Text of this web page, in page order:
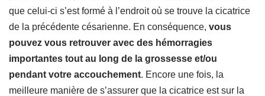
que celui-ci s’est formé à l’endroit où se trouve la cicatrice
de la précédente césarienne. En conséquence, vous
pouvez vous retrouver avec des hémorragies
importantes tout au long de la grossesse et/ou
pendant votre accouchement. Encore une fois, la
meilleure manière de s’assurer que la cicatrice est sur la